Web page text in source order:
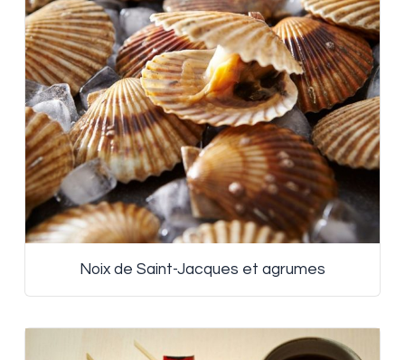
Noix de Saint-Jacques et agrumes